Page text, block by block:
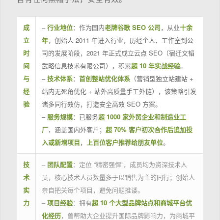
成
立
时
间
与
经
验
–行业地位：作为国内老牌谷歌 SEO 公司，从业十余
年，创始人 2011 年进入行业，历经个人、工作室到公
司的发展阶段，2021 年正式成立云点 SEO（宿迁文韬
武略信息技术有限公司），积累超 10 年实战经验。
–技术体系： 首创整站优化体系（营销型独立站建站 +
站内无死角优化 + 站外高质量手工外链），该策略引发
诸多同行效仿，打造安全高效 SEO 方案。
– 服务规模：已服务超 1000 家外贸企业和制造业工
厂，涵盖国内外客户； 超 70% 客户初次合作后追加投
入或新增项目， 上百位客户推荐给朋友单位。
技
术
实
力
– 团队配置：定位 “精密强悍”，成员均为资深技术人
员，核心技术人员数量多于以销售为主的同行；创始人
亲自把关每个项目，避免问题推诿。
– 项目经验：拥有超 10 个大型品牌站点和商城平台优
化经历，曾帮助大企业提升国际品牌影响力，为商城平